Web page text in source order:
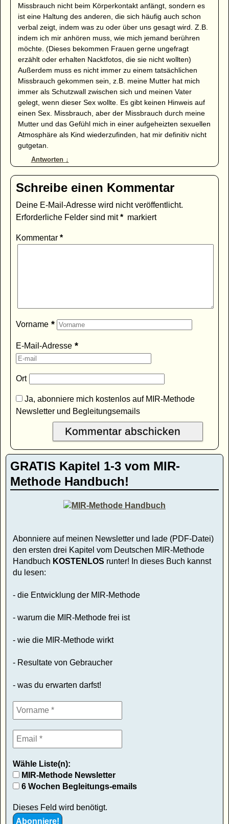
Missbrauch nicht beim Körperkontakt anfängt, sondern es
ist eine Haltung des anderen, die sich häufig auch schon
verbal zeigt, indem was zu oder über uns gesagt wird. Z.B.
indem ich mir anhören muss, wie mich jemand berühren
möchte. (Dieses bekommen Frauen gerne ungefragt
erzählt oder erhalten Nacktfotos, die sie nicht wollten)
Außerdem muss es nicht immer zu einem tatsächlichen
Missbrauch gekommen sein, z.B. meine Mutter hat mich
immer als Schutzwall zwischen sich und meinen Vater
gelegt, wenn dieser Sex wollte. Es gibt keinen Hinweis auf
einen Sex. Missbrauch, aber der Missbrauch durch meine
Mutter und das Gefühl mich in einer aufgeheizten sexuellen
Atmosphäre als Kind wiederzufinden, hat mir definitiv nicht
gutgetan.
Antworten ↓
Schreibe einen Kommentar
Deine E-Mail-Adresse wird nicht veröffentlicht.
Erforderliche Felder sind mit* markiert
Kommentar *
Vorname *
E-Mail-Adresse *
Ort
Ja, abonniere mich kostenlos auf MIR-Methode
Newsletter und Begleitungsemails
GRATIS Kapitel 1-3 vom MIR-
Methode Handbuch!
Abonniere auf meinen Newsletter und lade (PDF-Datei)
den ersten drei Kapitel vom Deutschen MIR-Methode
Handbuch KOSTENLOS runter! In dieses Buch kannst
du lesen:
- die Entwicklung der MIR-Methode
- warum die MIR-Methode frei ist
- wie die MIR-Methode wirkt
- Resultate von Gebraucher
- was du erwarten darfst!
Wähle Liste(n):
MIR-Methode Newsletter
6 Wochen Begleitungs-emails
Dieses Feld wird benötigt.